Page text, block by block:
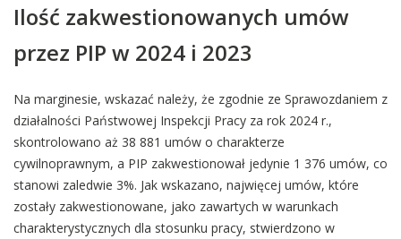
Ilość zakwestionowanych umów
przez PIP w 2024 i 2023
Na marginesie, wskazać należy, że zgodnie ze Sprawozdaniem z
działalności Państwowej Inspekcji Pracy za rok 2024 r.,
skontrolowano aż 38 881 umów o charakterze
cywilnoprawnym, a PIP zakwestionował jedynie 1 376 umów, co
stanowi zaledwie 3%. Jak wskazano, najwięcej umów, które
zostały zakwestionowane, jako zawartych w warunkach
charakterystycznych dla stosunku pracy, stwierdzono w